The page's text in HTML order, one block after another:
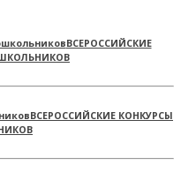
ВСЕРОССИЙСКИЕ
ВСЕРОССИЙСКИЕ КОНКУРСЫ